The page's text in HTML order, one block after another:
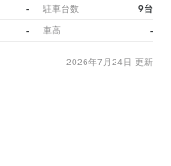
- 駐車台数 9台
- 車高 -
2026年7月24日 更新